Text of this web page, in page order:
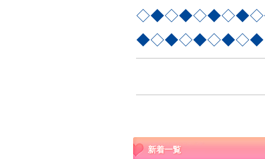
◆◇◆◇◆◇◆◇◆
新着一覧